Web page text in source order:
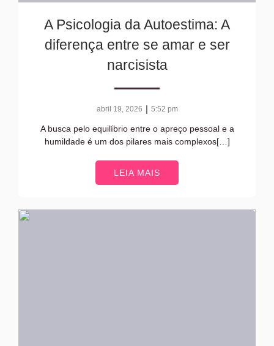
A Psicologia da Autoestima: A
diferença entre se amar e ser
narcisista
abril 19, 2026 | 5:52 pm
A busca pelo equilíbrio entre o apreço pessoal e a
humildade é um dos pilares mais complexos[…]
LEIA MAIS